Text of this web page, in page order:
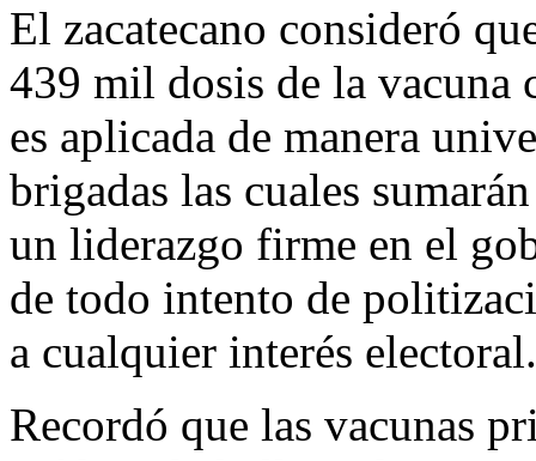
El zacatecano consideró
439 mil dosis de la vacuna
es aplicada de manera
brigadas las cuales
un liderazgo firme en el
de todo intento de
a cualquier interés electoral.
Recordó que las vacunas